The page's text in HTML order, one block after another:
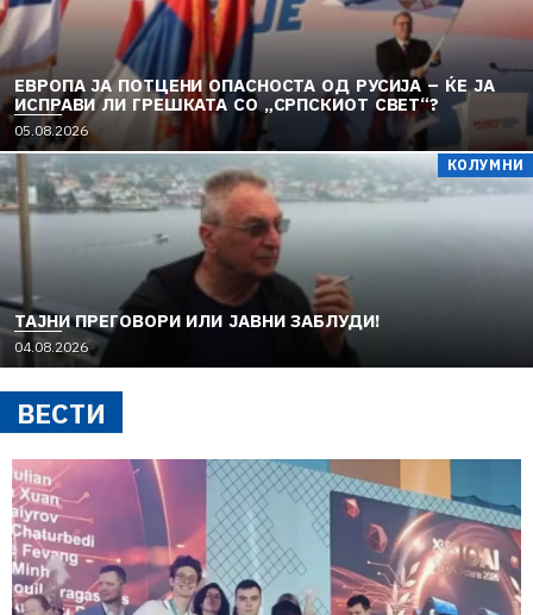
ЕВРОПА ЈА ПОТЦЕНИ ОПАСНОСТА ОД РУСИЈА – ЌЕ ЈА
ИСПРАВИ ЛИ ГРЕШКАТА СО „СРПСКИОТ СВЕТ“?
05.08.2026
КОЛУМНИ
TAЈНИ ПРЕГОВОРИ ИЛИ ЈАВНИ ЗАБЛУДИ!
04.08.2026
ВЕСТИ